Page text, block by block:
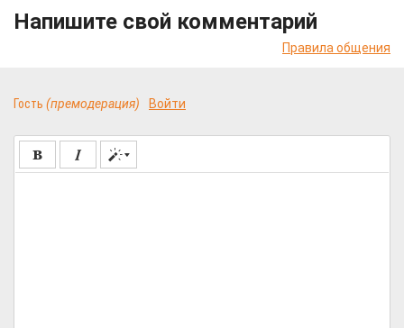
Напишите свой комментарий
Правила общения
Гость (премодерация) Войти